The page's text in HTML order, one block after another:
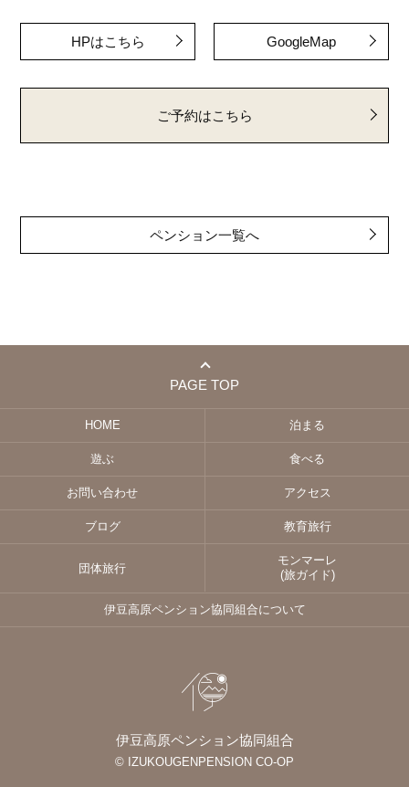
HPはこちら GoogleMap
ご予約はこちら
ペンション一覧へ
PAGE TOP
HOME 泊まる
遊ぶ 食べる
お問い合わせ アクセス
ブログ 教育旅行
団体旅行
モンマーレ
(旅ガイド)
伊豆高原ペンション協同組合について
伊豆高原ペンション協同組合
© IZUKOUGENPENSION CO-OP